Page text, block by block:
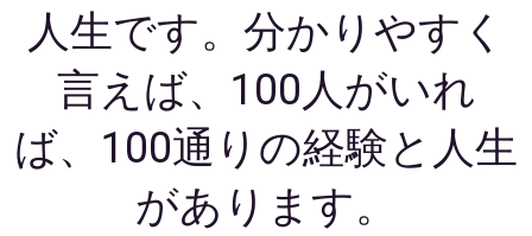
人生です。分かりやすく
言えば、100人がいれ
ば、100通りの経験と人生
があります。